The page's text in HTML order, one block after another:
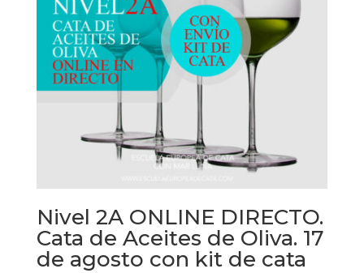
Nivel 2A ONLINE DIRECTO.
Cata de Aceites de Oliva. 17
de agosto con kit de cata